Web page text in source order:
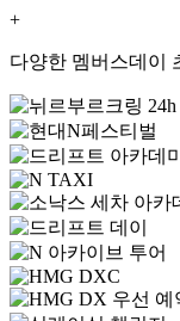
+
다양한 멤버스데이